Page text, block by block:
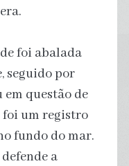
foi abalada
seguido por
questão de
foi um registro
fundo do mar.
a